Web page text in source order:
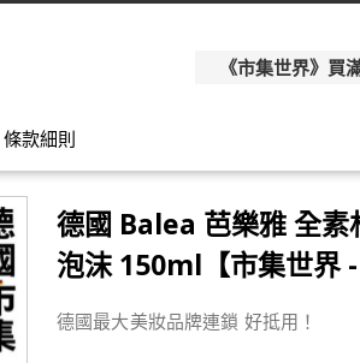
《市集世界》買
條款細則
德國 Balea 芭樂雅 全素
泡沫 150ml【市集世界 -
德國最大美妝品牌連鎖 好抵用！